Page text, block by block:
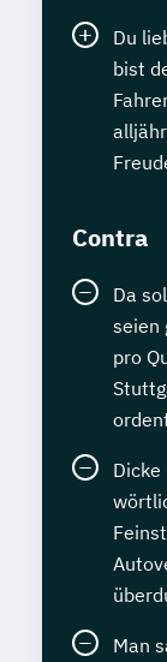
Du
bist
Contra
Da
seien
pro
Man